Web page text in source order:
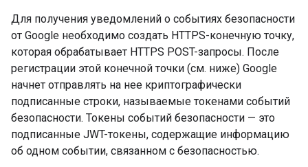
Для получения уведомлений о событиях безопасности
от Google необходимо создать HTTPS-конечную точку,
которая обрабатывает HTTPS POST-запросы. После
регистрации этой конечной точки (см. ниже) Google
начнет отправлять на нее криптографически
подписанные строки, называемые токенами событий
безопасности. Токены событий безопасности — это
подписанные JWT-токены, содержащие информацию
об одном событии, связанном с безопасностью.